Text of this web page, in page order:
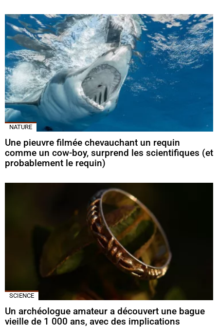
NATURE
Une pieuvre filmée chevauchant un requin
comme un cow-boy, surprend les scientifiques (et
probablement le requin)
SCIENCE
Un archéologue amateur a découvert une bague
vieille de 1 000 ans, avec des implications